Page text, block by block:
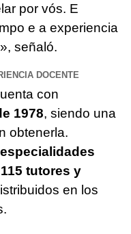
por vós. E
e a experiencia
señaló.
DOCENTE
con
1978, siendo una
obtenerla.
115 tutores y
en los